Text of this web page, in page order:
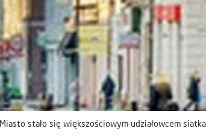
Miasto stało się większościowym udziałowcem